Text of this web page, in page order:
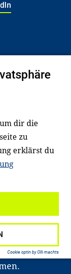
Viele
dabei.
gezielt
wir eng
dir die
zu
erklärst du
Cookie optin by Olli machts